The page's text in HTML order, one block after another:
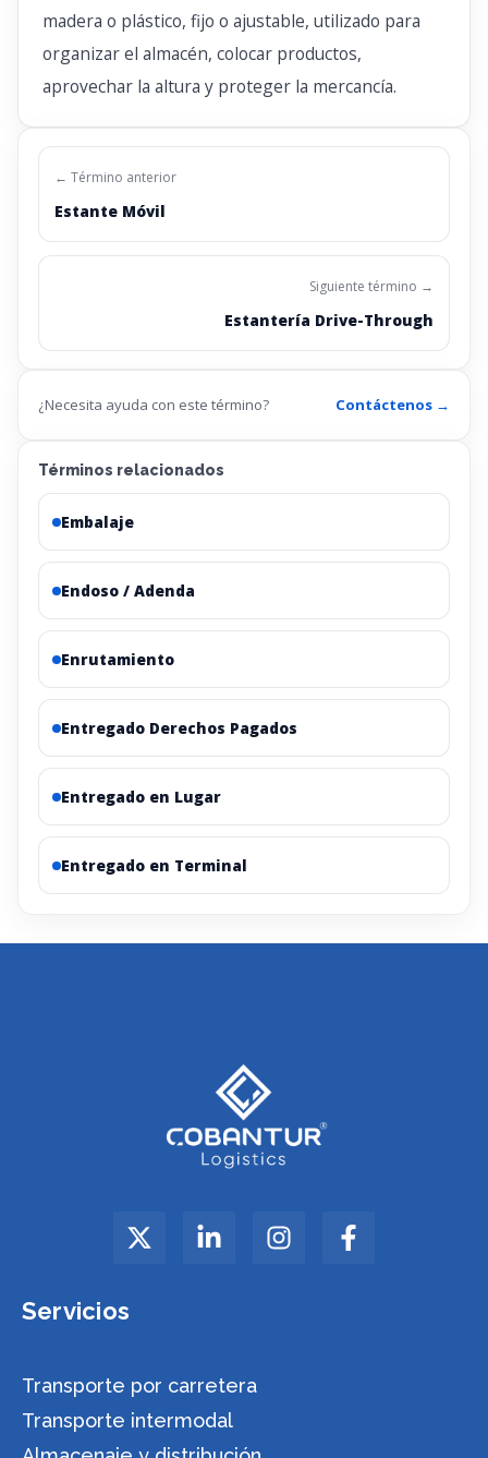
madera o plástico, fijo o ajustable, utilizado para
organizar el almacén, colocar productos,
aprovechar la altura y proteger la mercancía.
← Término anterior
Estante Móvil
Siguiente término →
Estantería Drive-Through
¿Necesita ayuda con este término? Contáctenos →
Términos relacionados
Embalaje
Endoso / Adenda
Enrutamiento
Entregado Derechos Pagados
Entregado en Lugar
Entregado en Terminal
Servicios
Transporte por carretera
Transporte intermodal